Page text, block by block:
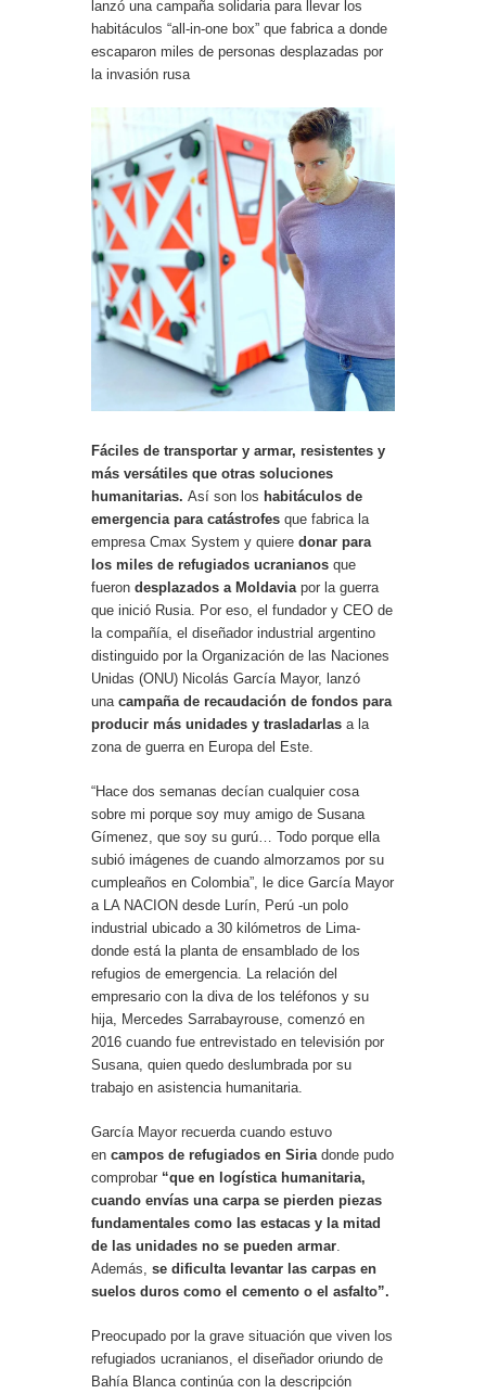
lanzó una campaña solidaria para llevar los
habitáculos “all-in-one box” que fabrica a donde
escaparon miles de personas desplazadas por
la invasión rusa
Fáciles de transportar y armar, resistentes y
más versátiles que otras soluciones
humanitarias. Así son los habitáculos de
emergencia para catástrofes que fabrica la
empresa Cmax System y quiere donar para
los miles de refugiados ucranianos que
fueron desplazados a Moldavia por la guerra
que inició Rusia. Por eso, el fundador y CEO de
la compañía, el diseñador industrial argentino
distinguido por la Organización de las Naciones
Unidas (ONU) Nicolás García Mayor, lanzó
una campaña de recaudación de fondos para
producir más unidades y trasladarlas a la
zona de guerra en Europa del Este.
“Hace dos semanas decían cualquier cosa
sobre mi porque soy muy amigo de Susana
Gímenez, que soy su gurú…
Todo porque ella
subió imágenes de cuando almorzamos por su
cumpleaños en Colombia”, le dice García Mayor
a LA NACION desde Lurín, Perú -un polo
industrial ubicado a 30 kilómetros de Lima-
donde está la planta de ensamblado de los
refugios de emergencia. La relación del
empresario con la diva de los teléfonos y su
hija, Mercedes Sarrabayrouse, comenzó en
2016 cuando fue entrevistado en televisión por
Susana, quien quedo deslumbrada por su
trabajo en asistencia humanitaria.
García Mayor recuerda cuando estuvo
en campos de refugiados en Siria donde pudo
comprobar “que en logística humanitaria,
cuando envías una carpa se pierden piezas
fundamentales como las estacas y la mitad
de las unidades no se pueden armar
Además, se dificulta levantar las carpas en
suelos duros como el cemento o el asfalto”.
Preocupado por la grave situación que viven los
refugiados ucranianos, el diseñador oriundo de
Bahía Blanca continúa con la descripción